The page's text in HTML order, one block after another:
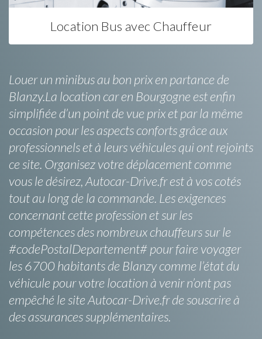
Location Bus avec Chauffeur
Louer un minibus au bon prix en partance de
Blanzy.La location car en Bourgogne est enfin
simplifiée d’un point de vue prix et par la même
occasion pour les aspects conforts grâce aux
professionnels et à leurs véhicules qui ont rejoints
ce site. Organisez votre déplacement comme
vous le désirez, Autocar-Drive.fr est à vos cotés
tout au long de la commande. Les exigences
concernant cette profession et sur les
compétences des nombreux chauffeurs sur le
#codePostalDepartement# pour faire voyager
les 6700 habitants de Blanzy comme l’état du
véhicule pour votre location à venir n’ont pas
empêché le site Autocar-Drive.fr de souscrire à
des assurances supplémentaires.